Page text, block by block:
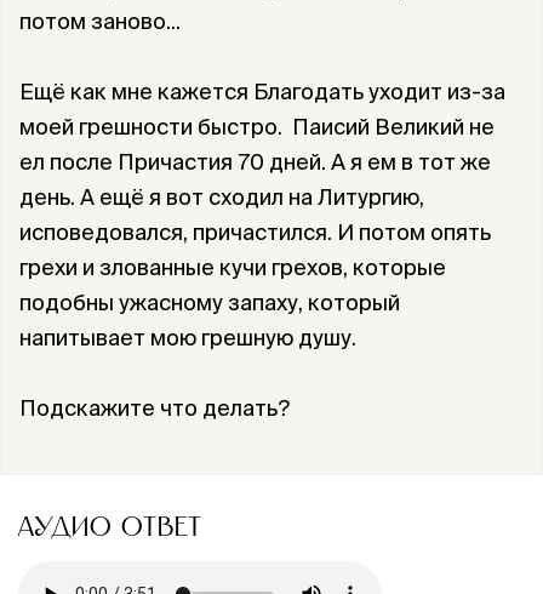
потом заново...
Ещë как мне кажется Благодать уходит из-за
моей грешности быстро. Паисий Великий не
ел после Причастия 70 дней. А я ем в тот же
день. А ещë я вот сходил на Литургию,
исповедовался, причастился. И потом опять
грехи и злованные кучи грехов, которые
подобны ужасному запаху, который
напитывает мою грешную душу.
Подскажите что делать?
АУДИО ОТВЕТ